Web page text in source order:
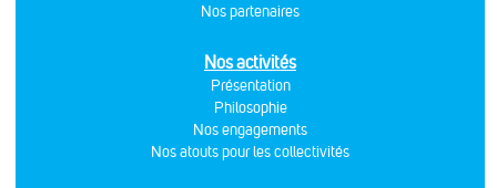
Nos partenaires
Nos activités
Présentation
Philosophie
Nos engagements
Nos atouts pour les collectivités